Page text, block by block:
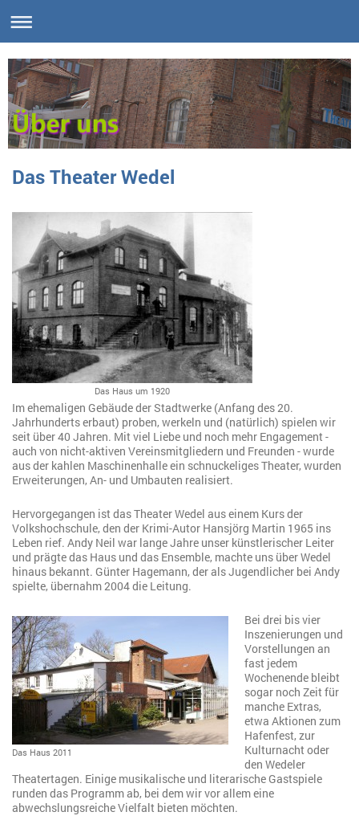
Das Theater Wedel
Das Haus um 1920
Im ehemaligen Gebäude der Stadtwerke (Anfang des 20.
Jahrhunderts erbaut) proben, werkeln und (natürlich) spielen wir
seit über 40 Jahren. Mit viel Liebe und noch mehr Engagement -
auch von nicht-aktiven Vereinsmitgliedern und Freunden - wurde
aus der kahlen Maschinenhalle ein schnuckeliges Theater, wurden
Erweiterungen, An- und Umbauten realisiert.
Hervorgegangen ist das Theater Wedel aus einem Kurs der
Volkshochschule, den der Krimi-Autor Hansjörg Martin 1965 ins
Leben rief. Andy Neil war lange Jahre unser künstlerischer Leiter
und prägte das Haus und das Ensemble, machte uns über Wedel
hinaus bekannt. Günter Hagemann, der als Jugendlicher bei Andy
spielte, übernahm 2004 die Leitung.
Das Haus 2011
Bei drei bis vier
Inszenierungen und
Vorstellungen an
fast jedem
Wochenende bleibt
sogar noch Zeit für
manche Extras,
etwa Aktionen zum
Hafenfest, zur
Kulturnacht oder
den Wedeler
Theatertagen. Einige musikalische und literarische Gastspiele
runden das Programm ab, bei dem wir vor allem eine
abwechslungsreiche Vielfalt bieten möchten.